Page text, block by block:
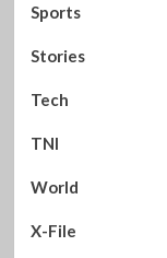
Sports
Stories
Tech
TNI
World
X-File